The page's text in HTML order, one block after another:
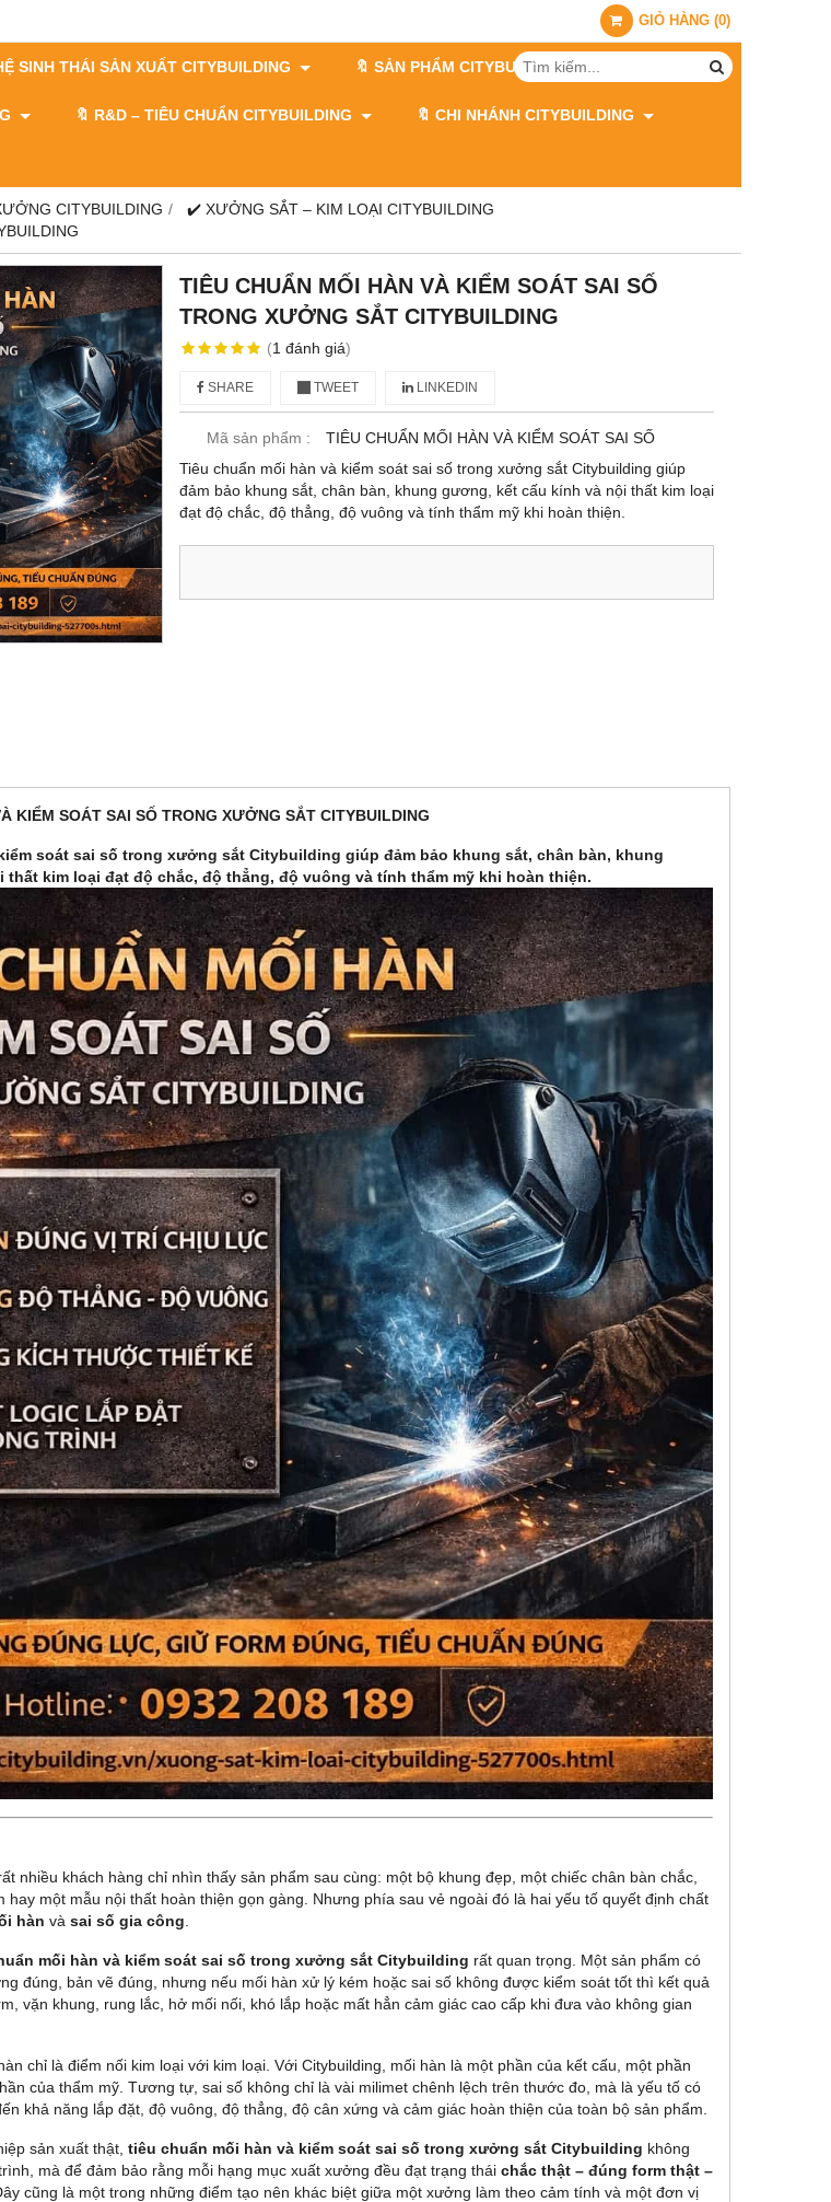
GIỎ HÀNG (0)
SINH THÁI SẢN XUẤT CITYBUILDING 🔖 SẢN PHẨM CITYBUILDING
🔖​​​​​​​ R&D – TIÊU CHUẨN CITYBUILDING 🔖 CHI NHÁNH CITYBUILDING
CITYBUILDING
✔️ XƯỞNG SẮT – KIM LOẠI CITYBUILDING
TIÊU CHUẨN MỐI HÀN VÀ KIỂM SOÁT SAI SỐ
TRONG XƯỞNG SẮT CITYBUILDING
(1 đánh giá)
SHARE TWEET LINKEDIN
Mã sản phẩm :
TIÊU CHUẨN MỐI HÀN VÀ KIỂM SOÁT SAI SỐ
Tiêu chuẩn mối hàn và kiểm soát sai số trong xưởng sắt Citybuilding giúp
đảm bảo khung sắt, chân bàn, khung gương, kết cấu kính và nội thất kim loại
đạt độ chắc, độ thẳng, độ vuông và tính thẩm mỹ khi hoàn thiện.
KIỂM SOÁT SAI SỐ TRONG XƯỞNG SẮT CITYBUILDING
soát sai số trong xưởng sắt Citybuilding giúp đảm bảo khung sắt, chân bàn, khung
kim loại đạt độ chắc, độ thẳng, độ vuông và tính thẩm mỹ khi hoàn thiện.
nhiều khách hàng chỉ nhìn thấy sản phẩm sau cùng: một bộ khung đẹp, một chiếc chân bàn chắc,
hay một mẫu nội thất hoàn thiện gọn gàng. Nhưng phía sau vẻ ngoài đó là hai yếu tố quyết định chất
hàn và sai số gia công
mối hàn và kiểm soát sai số trong xưởng sắt Citybuilding rất quan trọng. Một sản phẩm có
đúng, bản vẽ đúng, nhưng nếu mối hàn xử lý kém hoặc sai số không được kiểm soát tốt thì kết quả
vặn khung, rung lắc, hở mối nối, khó lắp hoặc mất hẳn cảm giác cao cấp khi đưa vào không gian
chỉ là điểm nối kim loại với kim loại. Với Citybuilding, mối hàn là một phần của kết cấu, một phần
của thẩm mỹ. Tương tự, sai số không chỉ là vài milimet chênh lệch trên thước đo, mà là yếu tố có
khả năng lắp đặt, độ vuông, độ thẳng, độ cân xứng và cảm giác hoàn thiện của toàn bộ sản phẩm.
sản xuất thật, tiêu chuẩn mối hàn và kiểm soát sai số trong xưởng sắt Citybuilding không
mà để đảm bảo rằng mỗi hạng mục xuất xưởng đều đạt trạng thái chắc thật – đúng form thật –
cũng là một trong những điểm tạo nên khác biệt giữa một xưởng làm theo cảm tính và một đơn vị